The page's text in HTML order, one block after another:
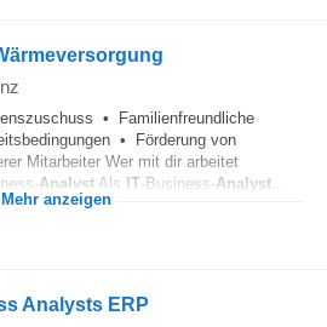
• Familienfreundliche
• Förderung von
Mitarbeiter Wer mit dir arbeitet
Analyst Als IT-Business-Analyst
Mehr anzeigen
Analysts ERP